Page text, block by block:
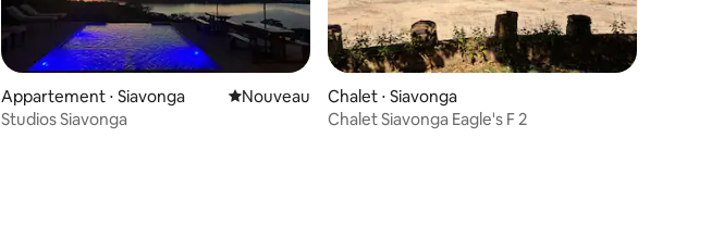
Appartement ⋅ Siavonga Nouvel hébergement
Nouveau
Studios Siavonga
Chalet ⋅ Siavonga
Chalet Siavonga Eagle's F 2